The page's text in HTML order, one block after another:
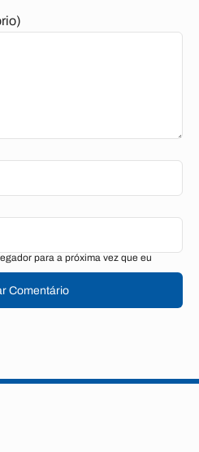
para a próxima vez que eu
Comentário